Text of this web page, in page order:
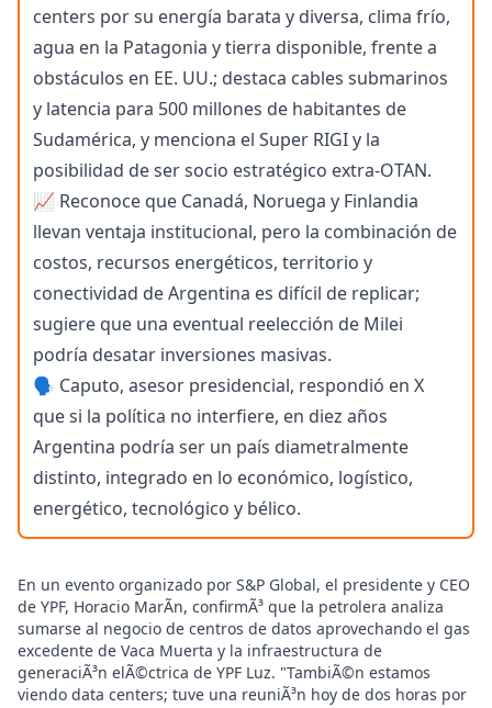
centers por su energía barata y diversa, clima frío,
agua en la Patagonia y tierra disponible, frente a
obstáculos en EE. UU.; destaca cables submarinos
y latencia para 500 millones de habitantes de
Sudamérica, y menciona el Super RIGI y la
posibilidad de ser socio estratégico extra-OTAN.
📈 Reconoce que Canadá, Noruega y Finlandia
llevan ventaja institucional, pero la combinación de
costos, recursos energéticos, territorio y
conectividad de Argentina es difícil de replicar;
sugiere que una eventual reelección de Milei
podría desatar inversiones masivas.
🗣️ Caputo, asesor presidencial, respondió en X
que si la política no interfiere, en diez años
Argentina podría ser un país diametralmente
distinto, integrado en lo económico, logístico,
energético, tecnológico y bélico.
En un evento organizado por S&P Global, el presidente y CEO
de YPF, Horacio MarÃ­n, confirmÃ³ que la petrolera analiza
sumarse al negocio de centros de datos aprovechando el gas
excedente de Vaca Muerta y la infraestructura de
generaciÃ³n elÃ©ctrica de YPF Luz. "TambiÃ©n estamos
viendo data centers; tuve una reuniÃ³n hoy de dos horas por